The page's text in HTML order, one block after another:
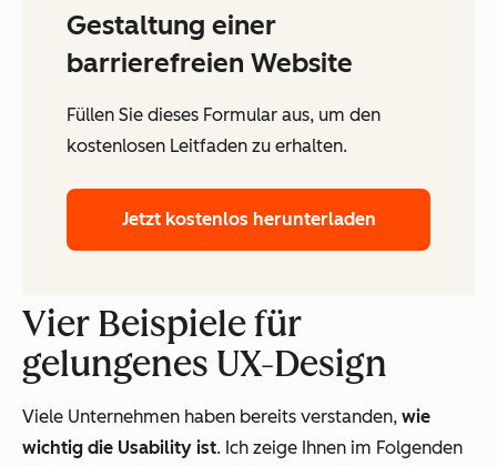
Gestaltung einer
barrierefreien Website
Füllen Sie dieses Formular aus, um den
kostenlosen Leitfaden zu erhalten.
Jetzt kostenlos herunterladen
Vier Beispiele für
gelungenes UX-Design
Viele Unternehmen haben bereits verstanden, wie
wichtig die Usability ist. Ich zeige Ihnen im Folgenden